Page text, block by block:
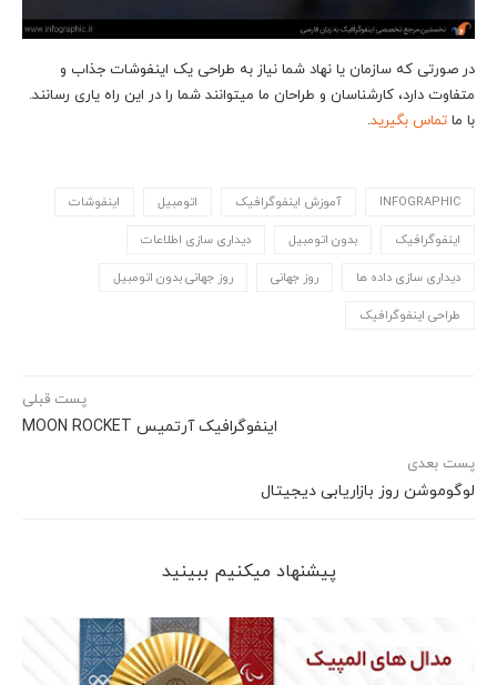
در صورتی که سازمان یا نهاد شما نیاز به طراحی یک اینفوشات جذاب و
متفاوت دارد، کارشناسان و طراحان ما می‎توانند شما را در این راه یاری رسانند.
با ما تماس بگیرید.
INFOGRAPHIC آموزش اینفوگرافیک اتومبیل اینفوشات
اینفوگرافیک بدون اتومبیل دیداری سازی اطلاعات
دیداری سازی داده ها روز جهانی روز جهانی بدون اتومبیل
طراحی اینفوگرافیک
پست قبلی
اینفوگرافیک آرتمیس MOON ROCKET
پست بعدی
لوگوموشن روز بازاریابی دیجیتال
پیشنهاد می‎کنیم ببینید